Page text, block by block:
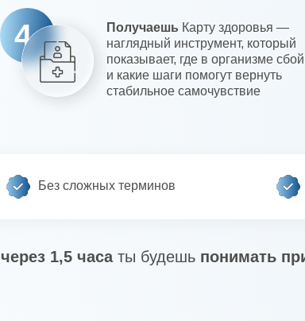
4 Получаешь Карту здоровья —
наглядный инструмент, который
показывает, где в организме сбой
и какие шаги помогут вернуть
стабильное самочувствие
через 1,5 часаты будешь понимать
Без сложных терминов